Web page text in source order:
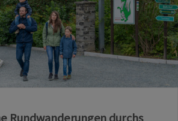
Rundwanderungen durchs